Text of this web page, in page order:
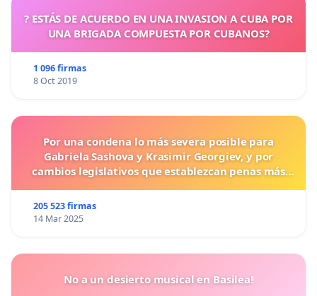
? ESTÁS DE ACUERDO EN UNA INVASION A CUBA POR
UNA BRIGADA COMPUESTA POR CUBANOS?
1 096 firmas
8 Oct 2019
Por una condena lo más severa posible para
Gabriela Sashova y Krasimir Georgiev, y por
cambios legislativos que establezcan penas más
205 523 firmas
14 Mar 2025
No a un desierto musical en Basilea!